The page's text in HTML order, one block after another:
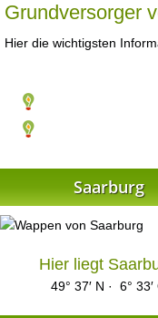
Grundversorger
Hier die wichtigsten
Saarburg
Hier liegt
49° 37′ N · 6° 33′